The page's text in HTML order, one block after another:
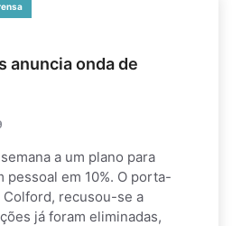
anuncia onda de
a um plano para
em 10%. O porta-
Colford, recusou-se a
já foram eliminadas,